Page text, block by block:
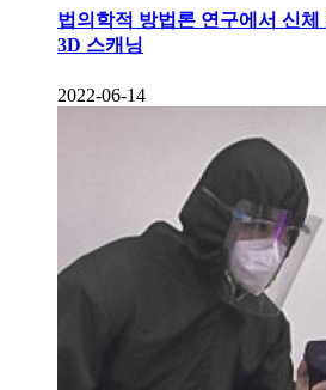
법의학적 방법론 연구에서 신
3D 스캐닝
2022-06-14